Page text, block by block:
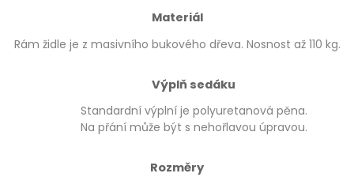
Materiál
Rám židle je z masivního bukového dřeva. Nosnost až 110 kg.
Výplň sedáku
Standardní výplní je polyuretanová pěna.
Na přání může být s nehořlavou úpravou.
Rozměry